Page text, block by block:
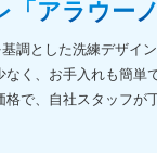
アラウー
調とした洗練デザイ
く、お手入れも簡
で、自社スタッフ